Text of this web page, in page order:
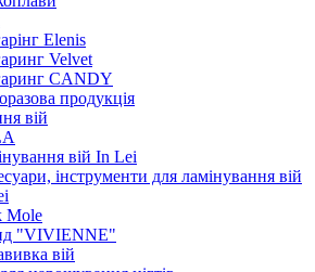
Elenis
Velvet
CANDY
продукція
вій
вій In Lei
інструменти для ламінування вій
Mole
"VIVIENNE"
вій